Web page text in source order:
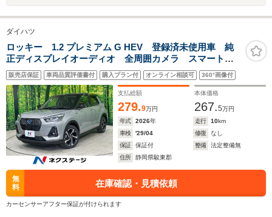
ダイハツ
ロッキー 1.2 プレミアム G HEV 登録済未使用車 純
正ディスプレイオーディオ 全周囲カメラ スマートア
シスト レーダークルーズコントロール シートヒータ
ー LEDヘッドライト 純正17インチアルミ クリアラ
ンスソナー スマートキー
販売店保証 車両品質評価書付 購入プラン付 オンライン相談可 360°画像付
支払総額
279.9万円
本体価格
267.5万円
年式
2026年 走行 10km
車検
'29/04 修復
なし
保証
保証付 整備
法定整備無
住所
静岡県駿東郡
無
料
在庫確認・見積依頼
カーセンサーアフター保証が付けられます